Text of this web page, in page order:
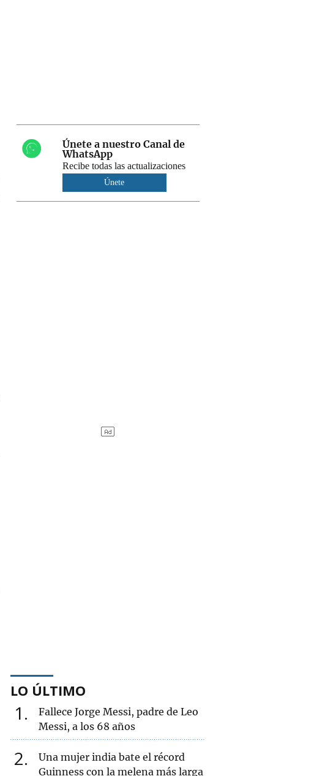
Únete a nuestro Canal de
WhatsApp
Recibe todas las actualizaciones
Únete
LO ÚLTIMO
1
Fallece Jorge Messi, padre de Leo
Messi, a los 68 años
2
Una mujer india bate el récord
Guinness con la melena más larga